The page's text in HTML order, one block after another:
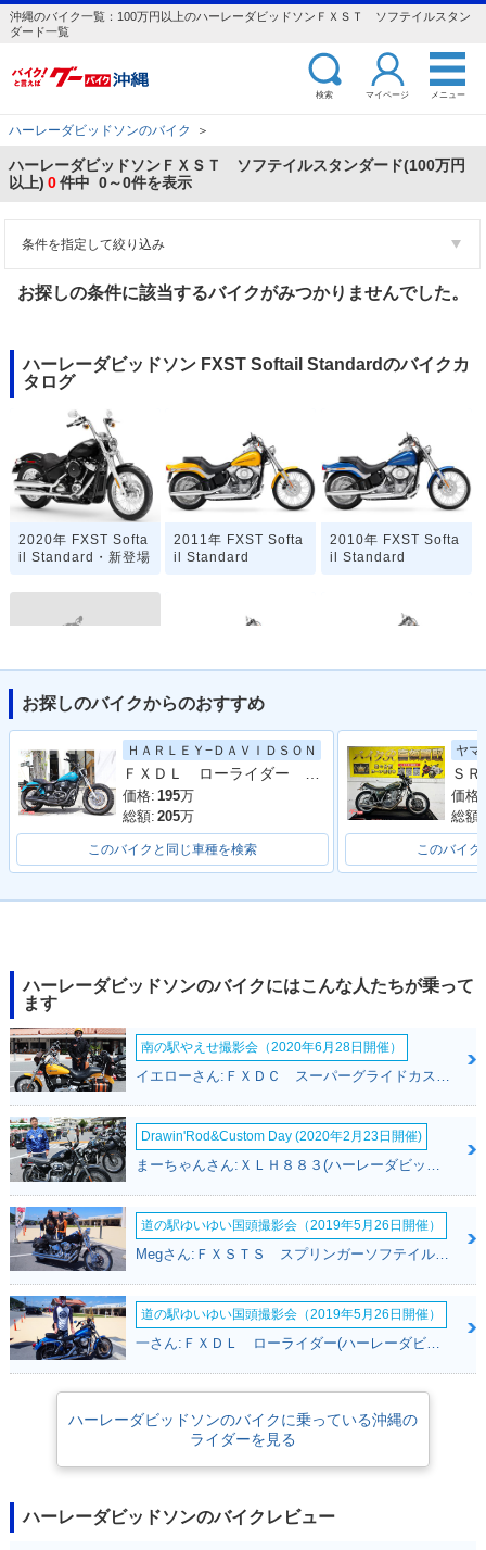
沖縄のバイク一覧：100万円以上のハーレーダビッドソンＦＸＳＴ ソフテイルスタン
ダード一覧
検索 マイページ メニュー
ハーレーダビッドソンのバイク ＞
ハーレーダビッドソンＦＸＳＴ ソフテイルスタンダード(100万円
以上) 0件中 0～0件を表示
条件を指定して絞り込み
お探しの条件に該当するバイクがみつかりませんでした。
ハーレーダビッドソン FXST Softail Standardのバイクカ
タログ
2020年 FXST Softa
il Standard・新登場
2011年 FXST Softa
il Standard
2010年 FXST Softa
il Standard
il Standard
2006年 FXST Softa
2005年 FXST Softa
2004年 FXST Softa
2003年 FXST Softa
il Standard
2002年 FXST Softa
il Standard
2001年 FXSTI Soft
ail Standard
2001年 FXST Softa
il Standard
il Standard
il Standard
il Standard
1989年 FXST Softa
il Standard
il Standard
お探しのバイクからのおすすめ
ＨＡＲＬＥＹ−ＤＡＶＩＤＳＯＮ
ＦＸＤＬ ローライダー １４５０ サンダーヘッダーマフラー Ｗディスク化
価格: 195万
総額: 205万
このバイクと同じ車種を検索
ヤマ
価格:
総額:
このバイク
ハーレーダビッドソンのバイクにはこんな人たちが乗って
ます
南の駅やえせ撮影会（2020年6月28日開催）
Drawin'Rod&Custom Day (2020年2月23日開催)
まーちゃんさん:ＸＬＨ８８３(ハーレーダビッドソン)
道の駅ゆいゆい国頭撮影会（2019年5月26日開催）
Megさん:ＦＸＳＴＳ スプリンガーソフテイル(ハーレーダビッドソン)
道の駅ゆいゆい国頭撮影会（2019年5月26日開催）
一さん:ＦＸＤＬ ローライダー(ハーレーダビッドソン)
ハーレーダビッドソンのバイクに乗っている沖縄の
ライダーを見る
ハーレーダビッドソンのバイクレビュー